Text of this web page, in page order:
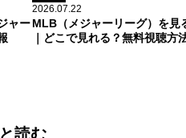
ャー
2026.07.22
MLB（メジャーリーグ）を見
｜どこで見れる？無料視聴方
読む